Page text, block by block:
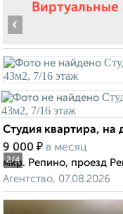
2/4
‹
Студия квартира, на
9 000 ₽ в месяц
мкр. Репино, проезд
Агентство, 07.08.2026